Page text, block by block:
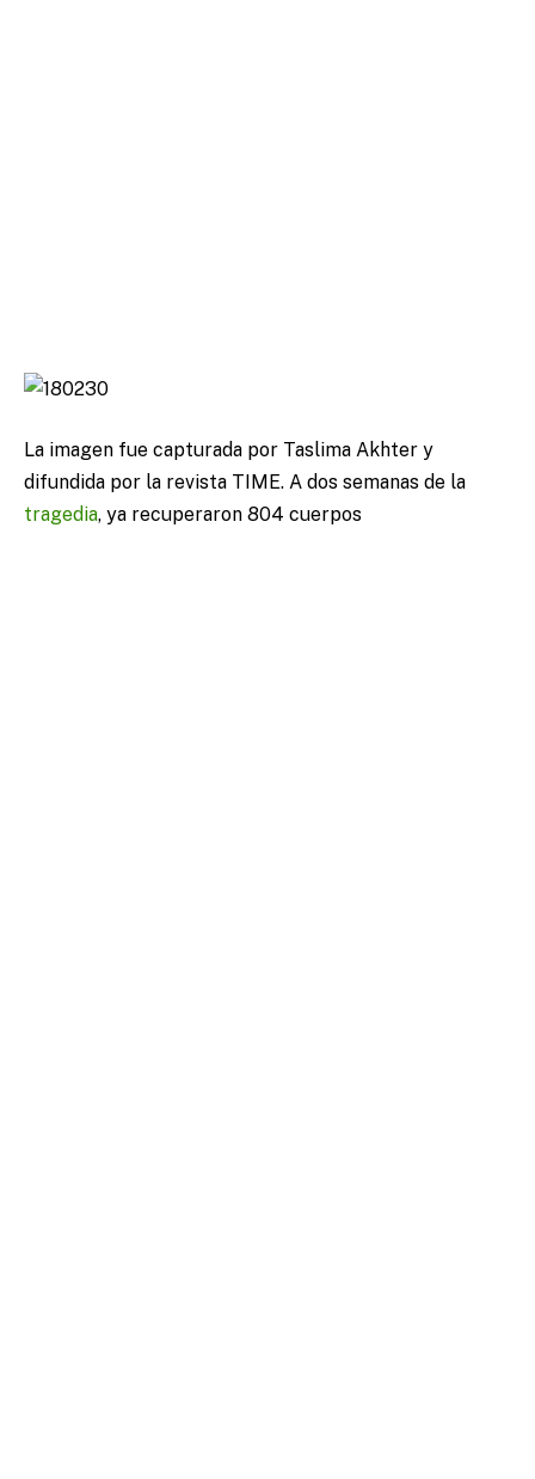
La imagen fue capturada por Taslima Akhter y
difundida por la revista TIME. A dos semanas de la
tragedia, ya recuperaron 804 cuerpos